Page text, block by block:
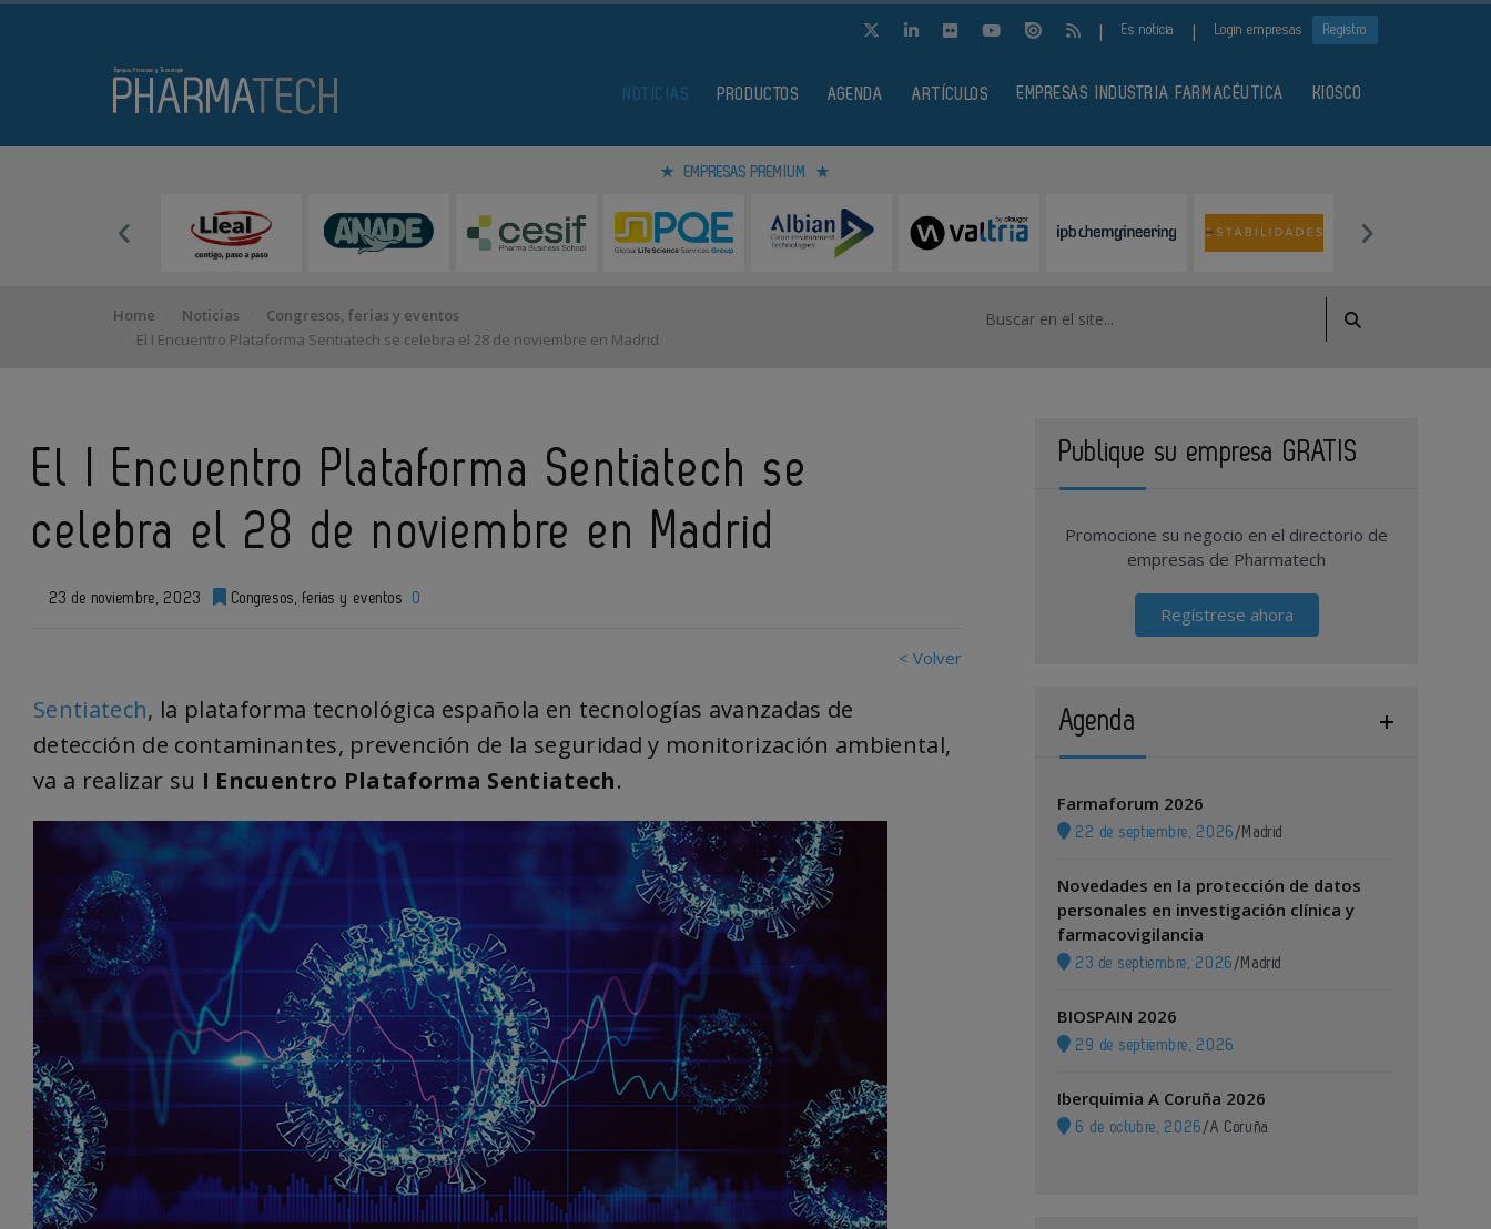
| Es noticia | Login empresas Registro
NOTICIAS PRODUCTOS AGENDA ARTÍCULOS EMPRESAS INDUSTRIA FARMACÉUTICA KIOSCO
EMPRESAS PREMIUM
Home Noticias
Congresos, ferias y eventos
El I Encuentro Plataforma Sentiatech se celebra el 28 de noviembre en Madrid
El I Encuentro Plataforma Sentiatech se
celebra el 28 de noviembre en Madrid
23 de noviembre, 2023 Congresos, ferias y eventos 0
< Volver
Sentiatech, la plataforma tecnológica española en tecnologías avanzadas de
detección de contaminantes, prevención de la seguridad y monitorización ambiental,
va a realizar su I Encuentro Plataforma Sentiatech.
Publique su empresa GRATIS
Promocione su negocio en el directorio de
empresas de Pharmatech
Regístrese ahora
Agenda
Farmaforum 2026
22 de septiembre, 2026 / Madrid
Novedades en la protección de datos
personales en investigación clínica y
farmacovigilancia
23 de septiembre, 2026 / Madrid
BIOSPAIN 2026
29 de septiembre, 2026
Iberquimia A Coruña 2026
6 de octubre, 2026 /A Coruña